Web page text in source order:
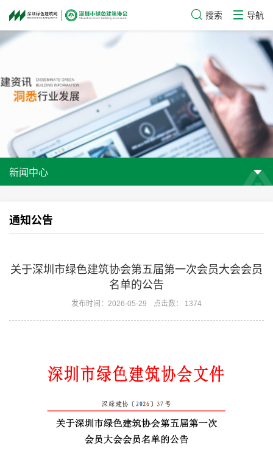
搜索 导航
新闻中心
通知公告
关于深圳市绿色建筑协会第五届第一次会员大会会员
名单的公告
发布时间：2026-05-29 点击数： 1374